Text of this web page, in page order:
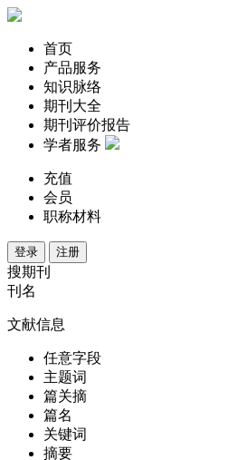
首页
产品服务
知识脉络
期刊大全
期刊评价报告
学者服务
充值
会员
职称材料
登录 注册
搜期刊
刊名
文献信息
任意字段
主题词
篇关摘
篇名
关键词
摘要